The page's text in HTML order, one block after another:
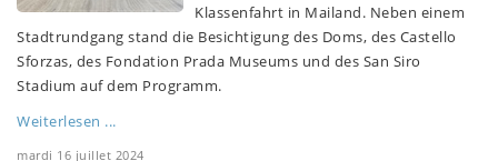
Klassenfahrt in Mailand. Neben einem
Stadtrundgang stand die Besichtigung des Doms, des Castello
Sforzas, des Fondation Prada Museums und des San Siro
Stadium auf dem Programm.
Weiterlesen ...
mardi 16 juillet 2024